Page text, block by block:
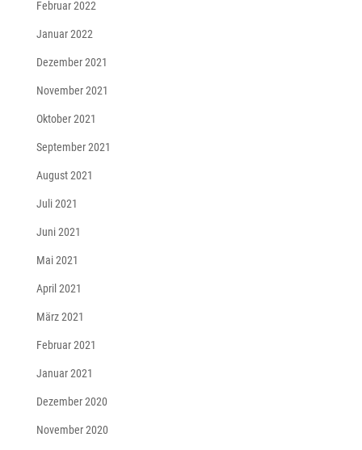
Februar 2022
Januar 2022
Dezember 2021
November 2021
Oktober 2021
September 2021
August 2021
Juli 2021
Juni 2021
Mai 2021
April 2021
März 2021
Februar 2021
Januar 2021
Dezember 2020
November 2020